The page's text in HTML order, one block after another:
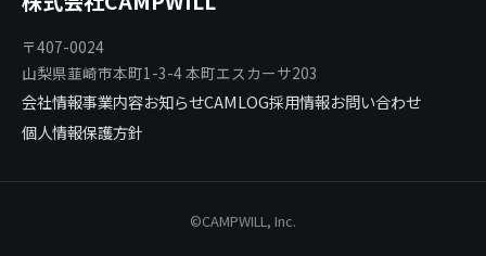
〒407-0024
山梨県韮崎市本町1-3-4 本町エスカーサ203
会社情報事業内容お知らせCAMLOG採用情報お問い合わせ
個人情報保護方針
©CAMPWILL, Inc.